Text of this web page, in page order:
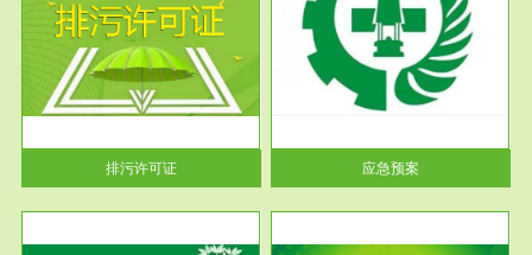
排污许可证
应急预案
根据《中华人民共和国环境保护
法》第十九条 企业事业单位应
当按照...
应急预案